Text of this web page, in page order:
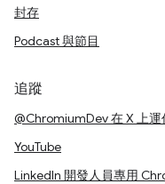
封存
Podcast 與節目
追蹤
@ChromiumDev 在 X 上運
YouTube
LinkedIn 開發人員專用